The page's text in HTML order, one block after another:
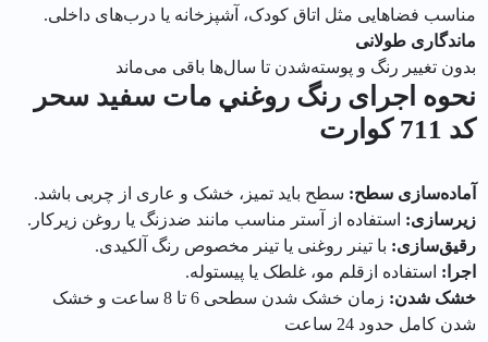
مناسب فضاهایی مثل اتاق کودک، آشپزخانه یا درب‌های داخلی.
ماندگاری طولانی
بدون تغییر رنگ و پوسته‌شدن تا سال‌ها باقی می‌ماند
نحوه اجرای رنگ روغني مات سفيد سحر
کد 711 كوارت
آماده‌سازی سطح: سطح باید تمیز، خشک و عاری از چربی باشد.
زیرسازی: استفاده از آستر مناسب مانند ضدزنگ یا روغن زیرکار.
رقیق‌سازی: با تینر روغنی یا تینر مخصوص رنگ آلکیدی.
اجرا: استفاده ازقلم مو، غلطک یا پیستوله.
خشک شدن:
زمان خشک شدن سطحی 6 تا 8 ساعت و خشک
شدن کامل حدود 24 ساعت